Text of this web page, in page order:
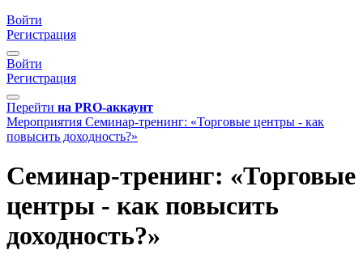
Войти
Регистрация
Войти
Регистрация
Перейти на PRO-аккаунт
Мероприятия Семинар-тренинг: «Торговые центры - как
повысить доходность?»
Семинар-тренинг: «Торговые
центры - как повысить
доходность?»